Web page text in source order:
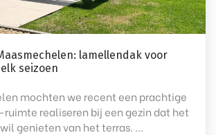
lamellendak voor
seizoen
mochten we recent een prachtige
realiseren bij een gezin dat het
genieten van het terras. ...